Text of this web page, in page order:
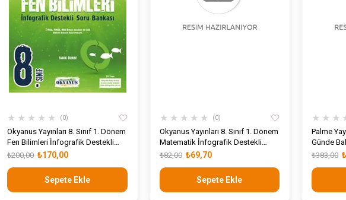
★ ★ ★ ★ ★ 0
Okyanus Yayınları 8. Sınıf 1. Dönem
Fen Bilimleri İnfografik Destekli
Update Soru Bankası
₺170,00
₺200,00
Sepete Ekle
★ ★ ★ ★ ★ 0
Okyanus Yayınları 8. Sınıf 1. Dönem
Matematik İnfografik Destekli
Update Soru Bankası
₺69,70
₺82,00
Sepete Ekle
★ ★ ★
Palme
Günde
₺383,00